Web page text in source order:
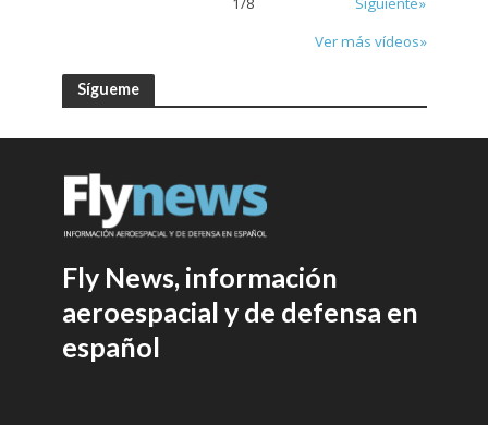
Ver más vídeos»
Sígueme
Fly News, información
aeroespacial y de defensa en
español